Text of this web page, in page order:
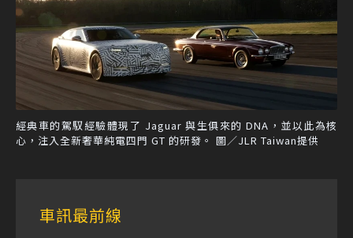
經典車的駕馭經驗體現了 Jaguar 與生俱來的 DNA，並以此為核
心，注入全新奢華純電四門 GT 的研發。 圖／JLR Taiwan提供
車訊最前線